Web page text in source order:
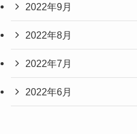
2022年9月
2022年8月
2022年7月
2022年6月